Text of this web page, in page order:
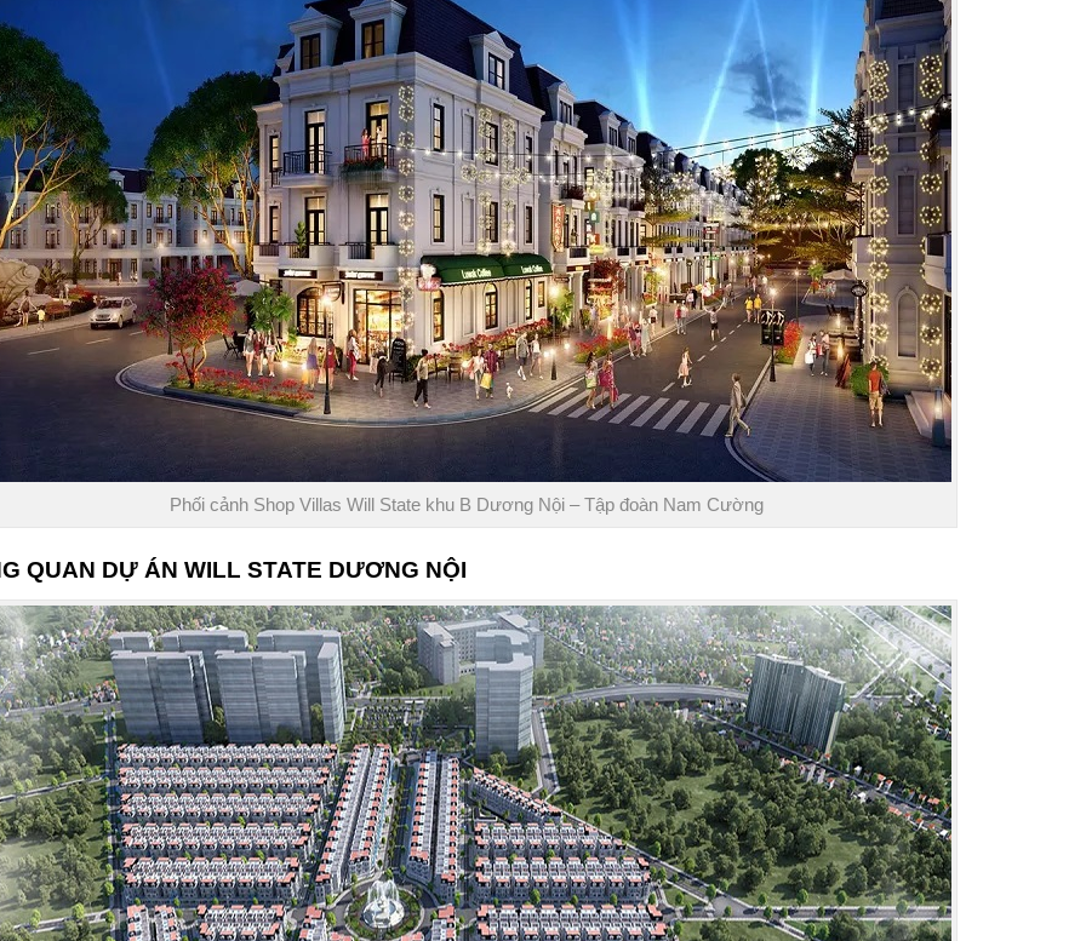
Phối cảnh Shop Villas Will State khu B Dương Nội – Tập đoàn Nam Cường
QUAN DỰ ÁN WILL STATE DƯƠNG NỘI